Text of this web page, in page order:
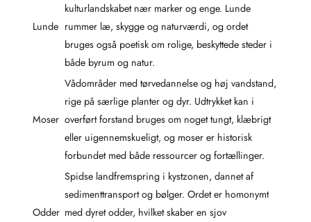
Lunde
kulturlandskabet nær marker og enge. Lunde
rummer læ, skygge og naturværdi, og ordet
bruges også poetisk om rolige, beskyttede steder i
både byrum og natur.
Moser
Vådområder med tørvedannelse og høj vandstand,
rige på særlige planter og dyr. Udtrykket kan i
overført forstand bruges om noget tungt, klæbrigt
eller uigennemskueligt, og moser er historisk
forbundet med både ressourcer og fortællinger.
Odder
Spidse landfremspring i kystzonen, dannet af
sedimenttransport og bølger. Ordet er homonymt
med dyret odder, hvilket skaber en sjov